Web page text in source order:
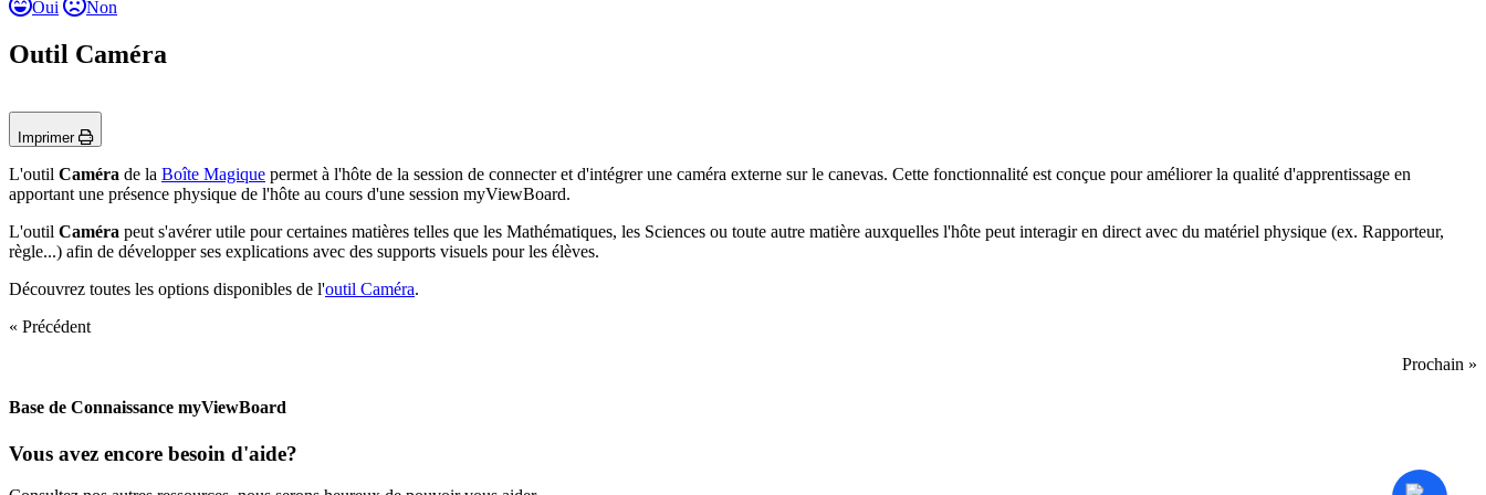
Oui Non
Outil Caméra
Imprimer
L'outil Caméra de la Boîte Magique permet à l'hôte de la session de connecter et d'intégrer une caméra externe sur le canevas. Cette fonctionnalité est conçue pour améliorer la qualité d'apprentissage en
apportant une présence physique de l'hôte au cours d'une session myViewBoard.
L'outil Caméra peut s'avérer utile pour certaines matières telles que les Mathématiques, les Sciences ou toute autre matière auxquelles l'hôte peut interagir en direct avec du matériel physique (ex. Rapporteur,
règle...) afin de développer ses explications avec des supports visuels pour les élèves.
Découvrez toutes les options disponibles de l'outil Caméra.
« Précédent
Prochain »
Base de Connaissance myViewBoard
Vous avez encore besoin d'aide?